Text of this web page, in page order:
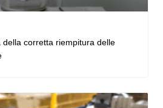
della corretta riempitura delle